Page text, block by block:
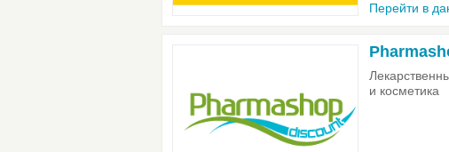
Перейти в
и косметика